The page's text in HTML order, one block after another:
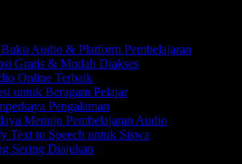
Audio & Platform Pembelajaran
Gratis & Mudah Diakses
Online Terbaik
untuk Beragam Pelajar
Pengalaman
Menuju Pembelajaran Audio
Text to Speech untuk Siswa
Sering Diajukan